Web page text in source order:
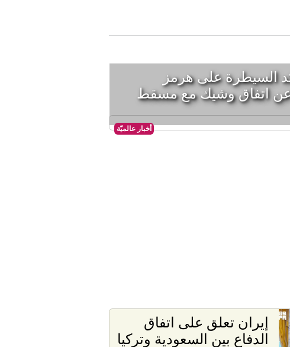
أخبار عالميّة
السيطرة على هرمز
اتفاق وشيك مع مسقط
إيران تعلق على اتفاق
الدفاع بين السعودية وتركيا